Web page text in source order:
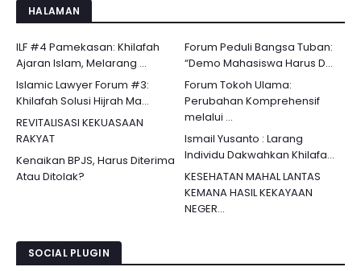
HALAMAN
ILF #4 Pamekasan: Khilafah
Ajaran Islam, Melarang ...
Forum Peduli Bangsa Tuban:
“Demo Mahasiswa Harus D...
Islamic Lawyer Forum #3:
Khilafah Solusi Hijrah Ma...
Forum Tokoh Ulama:
Perubahan Komprehensif
melalui ...
REVITALISASI KEKUASAAN
RAKYAT
Ismail Yusanto : Larang
Individu Dakwahkan Khilafa...
Kenaikan BPJS, Harus Diterima
Atau Ditolak?
KESEHATAN MAHAL LANTAS
KEMANA HASIL KEKAYAAN
NEGER...
SOCIAL PLUGIN